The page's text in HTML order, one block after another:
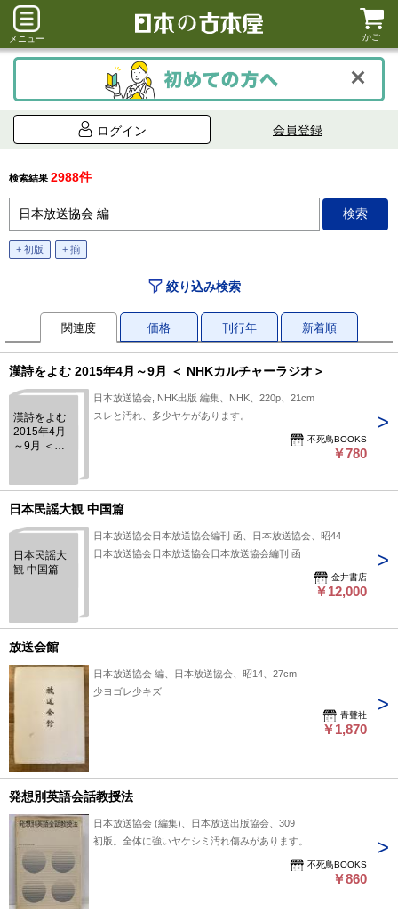
メニュー かご
ログイン 会員登録
検索結果 2988件
+ 初版 + 揃
絞り込み検索
関連度 価格 刊行年 新着順
漢詩をよむ 2015年4月～9月 ＜ NHKカルチャーラジオ＞
漢詩をよむ
2015年4月
～9月 ＜
＞
日本放送協会, NHK出版 編集、NHK、220p、21cm
スレと汚れ、多少ヤケがあります。
不死鳥BOOKS
￥780
日本民謡大観 中国篇
日本民謡大
観 中国篇
日本放送協会日本放送協会編刊 函、日本放送協会、昭44
日本放送協会日本放送協会日本放送協会編刊 函
金井書店
￥12,000
放送会館
日本放送協会 編、日本放送協会、昭14、27cm
少ヨゴレ少キズ
青聲社
￥1,870
発想別英語会話教授法
日本放送協会 (編集)、日本放送出版協会、309
初版。全体に強いヤケシミ汚れ傷みがあります。
不死鳥BOOKS
￥860